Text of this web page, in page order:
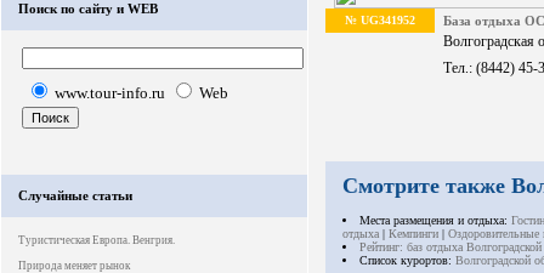
Поиск по сайту и WEB
www.tour-info.ru Web
Случайные статьи
Туристическая Европа. Венгрия.
Природа меняет рынок
№ UG341952 База отдыха
Волгоградская
Тел.: (8442) 45-
Смотрите также
Места размещения и отдыха:
отдыха | Кемпинги | Оздоровительные
Рейтинг: баз отдыха Волгоградской
Список курортов: Волгоградской